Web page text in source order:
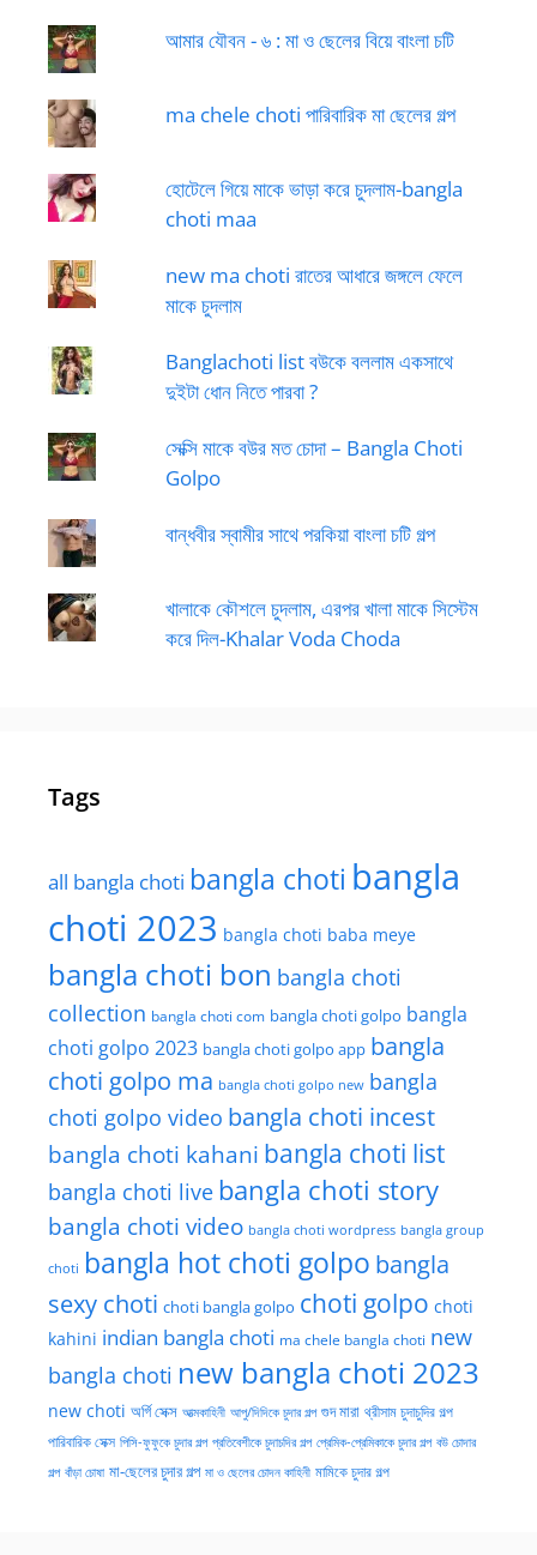
আমার যৌবন - ৬ : মা ও ছেলের বিয়ে বাংলা চটি
ma chele choti পারিবারিক মা ছেলের গল্প
হোটেলে গিয়ে মাকে ভাড়া করে চুদলাম-bangla
choti maa
new ma choti রাতের আধারে জঙ্গলে ফেলে
মাকে চুদলাম
Banglachoti list বউকে বললাম একসাথে
দুইটা ধোন নিতে পারবা ?
সেক্সি মাকে বউর মত চোদা – Bangla Choti
Golpo
বান্ধবীর স্বামীর সাথে পরকিয়া বাংলা চটি গল্প
খালাকে কৌশলে চুদলাম, এরপর খালা মাকে সিস্টেম
করে দিল-Khalar Voda Choda
Tags
all bangla choti bangla choti bangla
choti 2023 bangla choti baba meye
bangla choti bon bangla choti
collection bangla choti com bangla choti golpo bangla
choti golpo 2023 bangla choti golpo app bangla
choti golpo ma bangla choti golpo new bangla
choti golpo video bangla choti incest
bangla choti kahani bangla choti list
bangla choti live bangla choti story
bangla choti video bangla choti wordpress bangla group
choti bangla hot choti golpo bangla
sexy choti choti bangla golpo choti golpo choti
kahini indian bangla choti ma chele bangla choti new
bangla choti new bangla choti 2023
new choti অর্গি সেক্স আত্মকাহিনী আপু/দিদিকে চুদার গল্প গুদ মারা থ্রীসাম চুদাচুদির গল্প
পারিবারিক সেক্স পিসি-ফুফুকে চুদার গল্প প্রতিবেশীকে চুদাচদির গল্প প্রেমিক-প্রেমিকাকে চুদার গল্প বউ চোদার
গল্প বাঁড়া চোষা মা-ছেলের চুদার গল্প মা ও ছেলের চোদন কাহিনী মামিকে চুদার গল্প